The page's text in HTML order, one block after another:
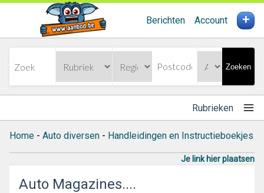
Berichten Account +
Zoeken
Rubrieken
Home - Auto diversen - Handleidingen en Instructieboekjes
Je link hier plaatsen
Auto Magazines....